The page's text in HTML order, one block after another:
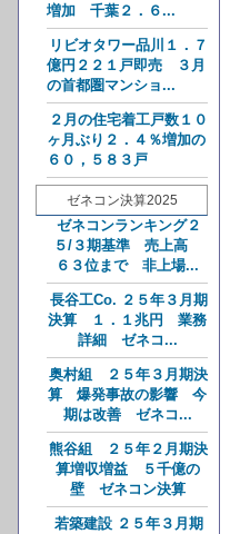
増加 千葉２．６...
リビオタワー品川１．７
億円２２１戸即売 ３月
の首都圏マンショ...
２月の住宅着工戸数１０
ヶ月ぶり２．４％増加の
６０，５８３戸
ゼネコン決算2025
ゼネコンランキング２
５/３期基準 売上高
６３位まで 非上場...
長谷工Co. ２５年３月期
決算 １．１兆円 業務
詳細 ゼネコ...
奥村組 ２５年３月期決
算 爆発事故の影響 今
期は改善 ゼネコ...
熊谷組 ２５年２月期決
算増収増益 ５千億の
壁 ゼネコン決算
若築建設 ２５年３月期